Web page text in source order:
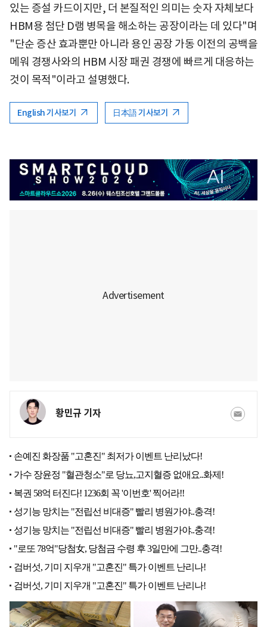
있는 증설 카드이지만, 더 본질적인 의미는 숫자 자체보다
HBM용 첨단 D램 병목을 해소하는 공장이라는 데 있다"며
"단순 증산 효과뿐만 아니라 용인 공장 가동 이전의 공백을
메워 경쟁사와의 HBM 시장 패권 경쟁에 빠르게 대응하는
것이 목적"이라고 설명했다.
English 기사보기 日本語 기사보기
황민규 기자